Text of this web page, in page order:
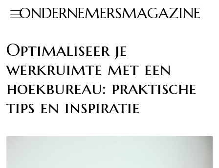
ONDERNEMERSMAGAZINE
Optimaliseer je
werkruimte met een
hoekbureau: praktische
tips en inspiratie